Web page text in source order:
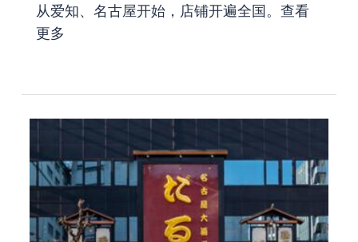
从爱知、名古屋开始，店铺开遍全国。 查看
更多